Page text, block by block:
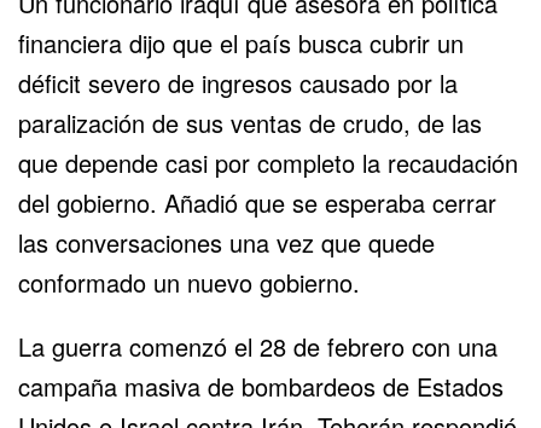
financiera dijo que el país busca cubrir un
déficit severo de ingresos causado por la
paralización de sus ventas de crudo, de las
que depende casi por completo la recaudación
del gobierno. Añadió que se esperaba cerrar
las conversaciones una vez que quede
conformado un nuevo gobierno.
La guerra comenzó el 28 de febrero con una
campaña masiva de bombardeos de Estados